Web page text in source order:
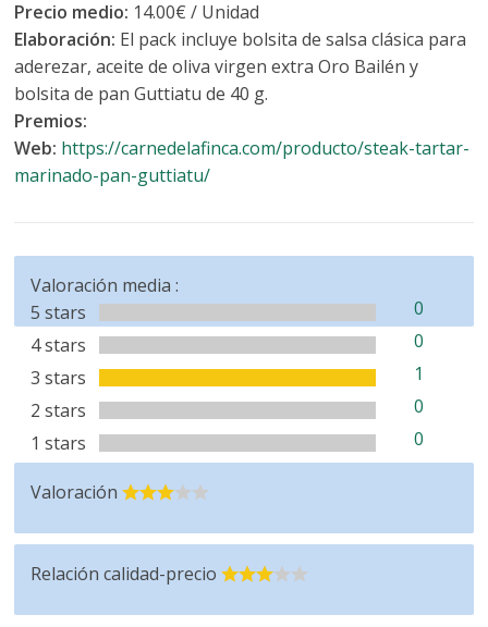
Precio medio: 14.00€ / Unidad
Elaboración: El pack incluye bolsita de salsa clásica para
aderezar, aceite de oliva virgen extra Oro Bailén y
bolsita de pan Guttiatu de 40 g.
Premios:
Web: https://carnedelafinca.com/producto/steak-tartar-
marinado-pan-guttiatu/
Valoración media :
5 stars
0
4 stars
0
3 stars
1
2 stars
0
1 stars
0
Valoración
Relación calidad-precio